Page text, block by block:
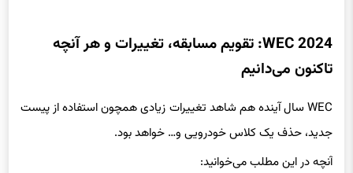
WEC 2024: تقویم مسابقه، تغییرات و هر آنچه
تاکنون می‌دانیم
WEC سال آینده هم شاهد تغییرات زیادی همچون استفاده از پیست
جدید، حذف یک کلاس خودرویی و… خواهد بود.
آنچه در این مطلب می‌خوانید: